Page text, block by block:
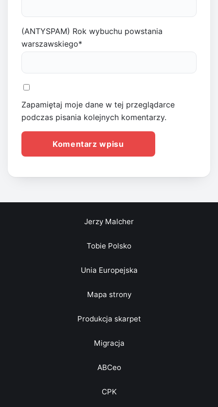
(ANTYSPAM) Rok wybuchu powstania
warszawskiego*
Zapamiętaj moje dane w tej przeglądarce
podczas pisania kolejnych komentarzy.
Jerzy Malcher
Tobie Polsko
Unia Europejska
Mapa strony
Produkcja skarpet
Migracja
ABCeo
CPK